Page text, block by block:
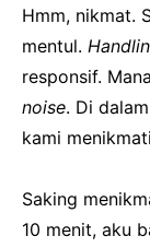
Hmm, nikmat.
mentul.
responsif.
noise. Di
kami
Saking
10 menit, aku